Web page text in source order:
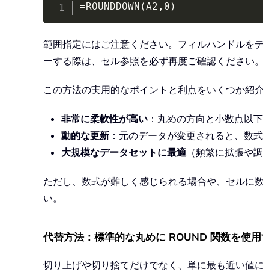
=ROUNDDOWN(A2,0)
範囲指定にはご注意ください。フィルハンドルを
ーする際は、セル参照を必ず再度ご確認ください。
この方法の実用的なポイントと利点をいくつか紹
非常に柔軟性が高い ：丸めの方向と小数点以
動的な更新 ：元のデータが変更されると、数
大規模なデータセットに最適 （頻繁に拡張や
ただし、数式が難しく感じられる場合や、セルに
い。
代替方法：標準的な丸めに ROUND 関数を使
切り上げや切り捨てだけでなく、単に最も近い値